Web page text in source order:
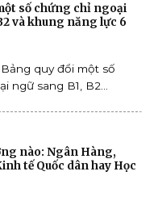
số chứng chỉ ngoại
và khung năng lực 6
quy đổi một số
ngữ sang B1, B2...
nào: Ngân Hàng,
tế Quốc dân hay Học